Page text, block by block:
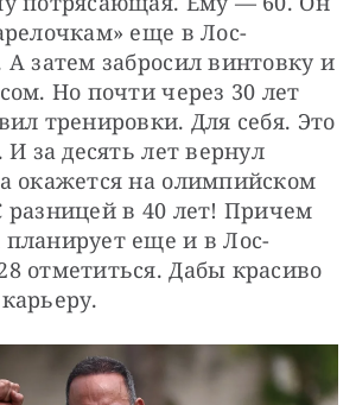
еще в Лос-
затем забросил винтовку и
Но почти через 30 лет
тренировки. Для себя. Это
за десять лет вернул
окажется на олимпийском
разницей в 40 лет! Причем
еще и в Лос-
отметиться. Дабы красиво